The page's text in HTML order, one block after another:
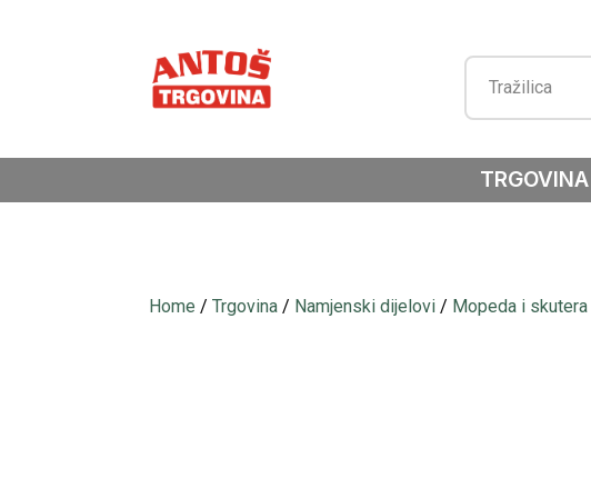
TRGOVINA
Home /Trgovina / Namjenski dijelovi / Mopeda i skutera